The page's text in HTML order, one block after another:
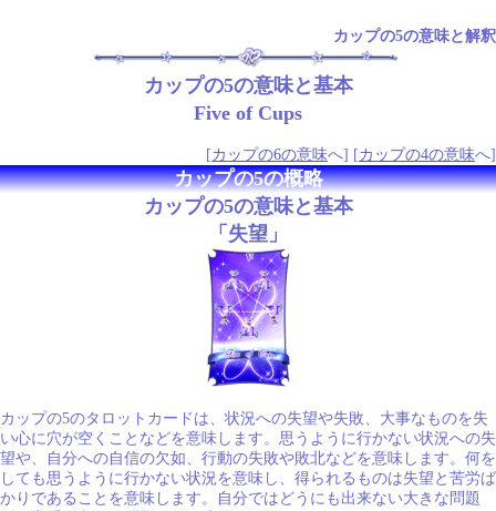
カップの5の意味と解釈
カップの5の意味と基本
Five of Cups
[カップの6の意味へ] [カップの4の意味へ]
カップの5の概略
カップの5の意味と基本
「失望」
カップの5のタロットカードは、状況への失望や失敗、大事なものを失
い心に穴が空くことなどを意味します。思うように行かない状況への失
望や、自分への自信の欠如、行動の失敗や敗北などを意味します。何を
しても思うように行かない状況を意味し、得られるものは失望と苦労ば
かりであることを意味します。自分ではどうにも出来ない大きな問題